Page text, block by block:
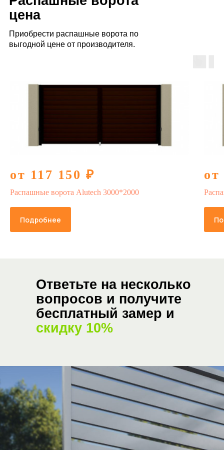
цена
Приобрести распашные ворота по
выгодной цене от производителя.
от 117 150 ₽
Распашные ворота Alutech 3000*2000
Подробнее
от
Ответьте на несколько
вопросов и получите
бесплатный замер и
скидку 10%